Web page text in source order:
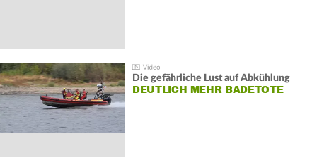
Die gefährliche Lust auf Abkühlung
DEUTLICH MEHR BADETOTE